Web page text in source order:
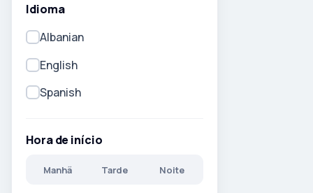
Idioma
Albanian
English
Spanish
Hora de início
Manhã Tarde Noite